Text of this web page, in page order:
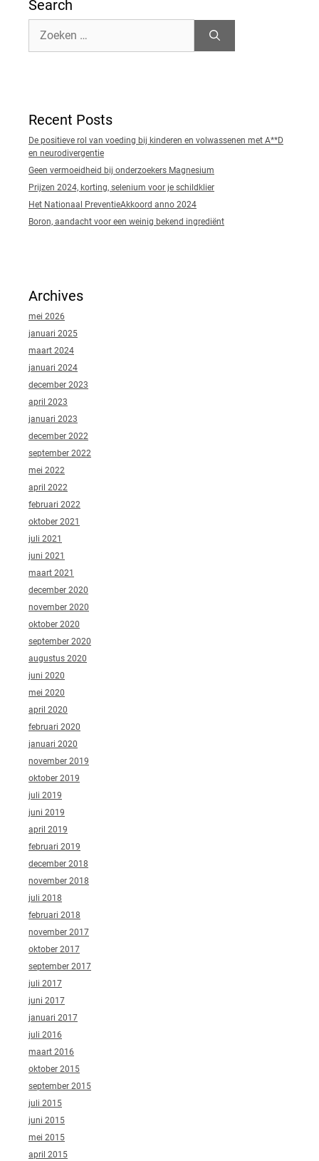
Search
naar:
Recent Posts
De positieve rol van voeding bij kinderen en volwassenen met A**D
en neurodivergentie
Geen vermoeidheid bij onderzoekers Magnesium
Prijzen 2024, korting, selenium voor je schildklier
Het Nationaal PreventieAkkoord anno 2024
Boron, aandacht voor een weinig bekend ingrediënt
Archives
mei 2026
januari 2025
maart 2024
januari 2024
december 2023
april 2023
januari 2023
december 2022
september 2022
mei 2022
april 2022
februari 2022
oktober 2021
juli 2021
juni 2021
maart 2021
december 2020
november 2020
oktober 2020
september 2020
augustus 2020
juni 2020
mei 2020
april 2020
februari 2020
januari 2020
november 2019
oktober 2019
juli 2019
juni 2019
april 2019
februari 2019
december 2018
november 2018
juli 2018
februari 2018
november 2017
oktober 2017
september 2017
juli 2017
juni 2017
januari 2017
juli 2016
maart 2016
oktober 2015
september 2015
juli 2015
juni 2015
mei 2015
april 2015